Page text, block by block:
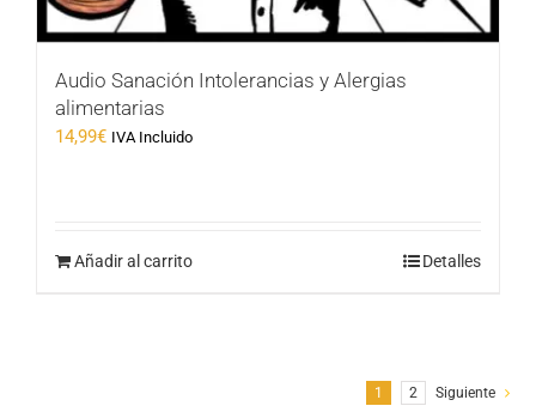
Audio Sanación Intolerancias y Alergias
alimentarias
14,99€ IVA Incluido
Añadir al carrito Detalles
1 2 Siguiente